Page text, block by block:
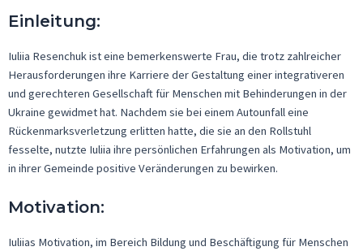
Einleitung:
Iuliia Resenchukist eine bemerkenswerte Frau, die trotz zahlreicher
Herausforderungen ihre Karriere der Gestaltung einer integrativeren
und gerechteren Gesellschaft für Menschen mit Behinderungen in der
Ukraine gewidmet hat. Nachdem sie bei einem Autounfall eine
Rückenmarksverletzung erlitten hatte, die sie an den Rollstuhl
fesselte, nutzte Iuliia ihre persönlichen Erfahrungen als Motivation, um
in ihrer Gemeinde positive Veränderungen zu bewirken.
Motivation:
Iuliias Motivation, im Bereich Bildung und Beschäftigung für Menschen